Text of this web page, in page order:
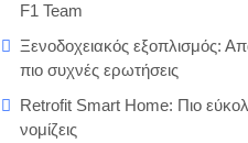
F1 Team
Ξενοδοχειακός εξοπλισμός:
πιο συχνές ερωτήσεις
Retrofit Smart Home: Πιο
νομίζεις